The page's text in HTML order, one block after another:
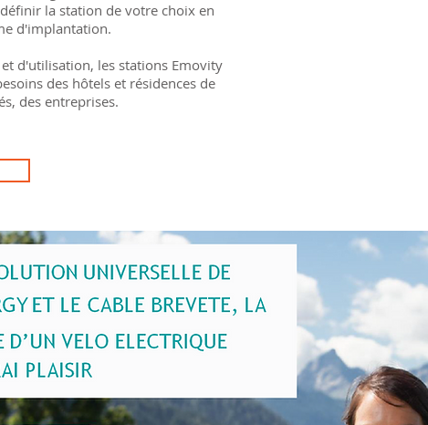
la station de votre choix en
d'implantation.
d'utilisation, les stations Emovity
des hôtels et résidences de
des entreprises.